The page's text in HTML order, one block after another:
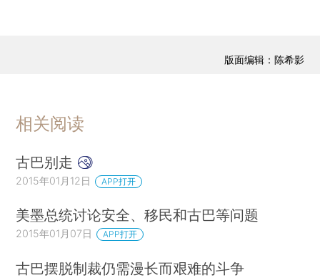
版面编辑：陈希影
相关阅读
古巴别走
2015年01月12日 APP打开
美墨总统讨论安全、移民和古巴等问题
2015年01月07日 APP打开
古巴摆脱制裁仍需漫长而艰难的斗争